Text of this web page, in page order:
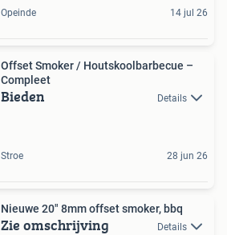
Opeinde 14 jul 26
Offset Smoker / Houtskoolbarbecue –
Compleet
Bieden Details
Stroe 28 jun 26
Nieuwe 20" 8mm offset smoker, bbq
Zie omschrijving Details